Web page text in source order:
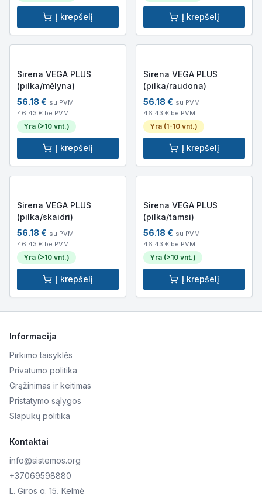
Į krepšelį Į krepšelį
Sirena VEGA PLUS
(pilka/mėlyna)
56.18 € su PVM
46.43 € be PVM
Yra (>10 vnt.)
Į krepšelį
Sirena VEGA PLUS
(pilka/raudona)
56.18 € su PVM
46.43 € be PVM
Yra (1-10 vnt.)
Į krepšelį
Sirena VEGA PLUS
(pilka/skaidri)
56.18 € su PVM
46.43 € be PVM
Yra (>10 vnt.)
Į krepšelį
Sirena VEGA PLUS
(pilka/tamsi)
56.18 € su PVM
46.43 € be PVM
Yra (>10 vnt.)
Į krepšelį
Informacija
Pirkimo taisyklės
Privatumo politika
Grąžinimas ir keitimas
Pristatymo sąlygos
Slapukų politika
Kontaktai
info@sistemos.org
+37069598880
L. Giros g. 15, Kelmė